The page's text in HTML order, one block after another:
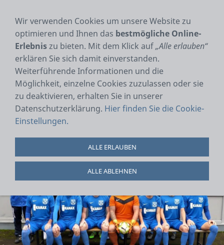
Saison 2020/2021
1. MANNSCHAFT
Abbruch derSaison wegen CORONA
Wir verwenden Cookies um unsere Website zu
optimieren und Ihnen das bestmögliche Online-
Erlebniszu bieten. Mit dem Klick auf„Alle erlauben“
erklären Sie sich damit einverstanden.
Weiterführende Informationen und die
Möglichkeit, einzelne Cookies zuzulassen oder sie
zu deaktivieren, erhalten Sie in unserer
Datenschutzerklärung. Hier finden Sie die Cookie-
Einstellungen.
ALLE ERLAUBEN
ALLE ABLEHNEN